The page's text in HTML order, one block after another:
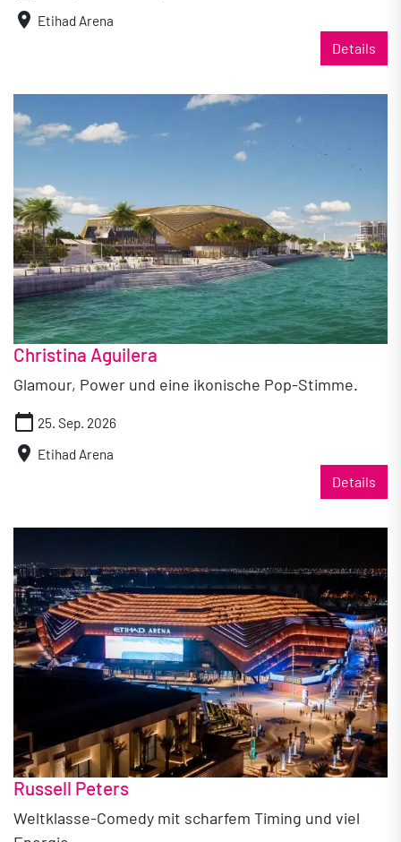
location_on Etihad Arena
Details
Christina Aguilera
Glamour, Power und eine ikonische Pop-Stimme.
calendar_today 25. Sep. 2026
location_on Etihad Arena
Details
Russell Peters
Weltklasse-Comedy mit scharfem Timing und viel